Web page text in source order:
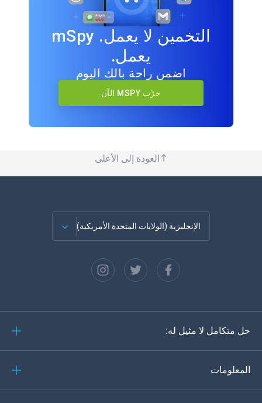
التخمين لا يعمل. mSpy
يعمل.
اضمن راحة بالك اليوم
جرِّب MSPY الآن
العودة إلى الأعلى
الإنجليزية (الولايات المتحدة الأمريكية)
الاسبانية
البرتغالية
حل متكامل لا مثيل له:
المعلومات